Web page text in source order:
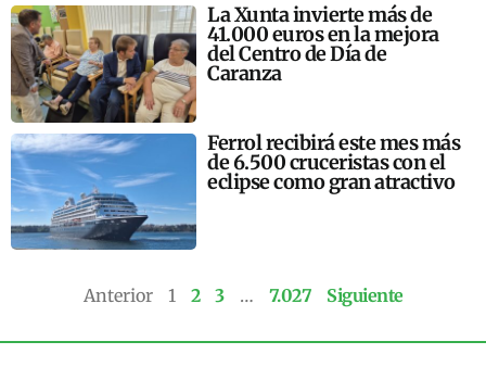
La Xunta invierte más de
41.000 euros en la mejora
del Centro de Día de
Caranza
Ferrol recibirá este mes más
de 6.500 cruceristas con el
eclipse como gran atractivo
Anterior 1 2 3 … 7.027 Siguiente